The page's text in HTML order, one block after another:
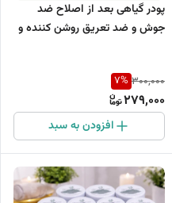
پودر گیاهی بعد از اصلاح ضد
جوش و ضد تعریق روشن کننده و
300,000
7%
279,000
افزودن به سبد